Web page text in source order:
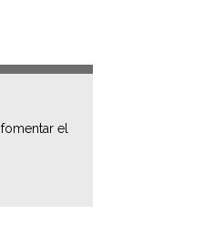
el